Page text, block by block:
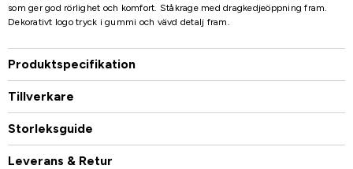
som ger god rörlighet och komfort. Ståkrage med dragkedjeöppning fram.
Dekorativt logo tryck i gummi och vävd detalj fram.
Produktspecifikation
Tillverkare
Storleksguide
Leverans & Retur